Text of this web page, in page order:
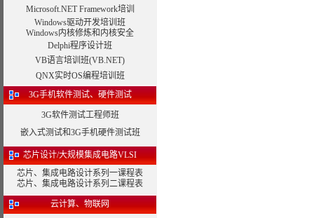
Microsoft.NET Framework培训
Windows驱动开发培训班
Windows内核修炼和内核安全
Delphi程序设计班
VB语言培训班(VB.NET)
QNX实时OS编程培训班
3G手机软件测试、硬件测试
3G软件测试工程师班
嵌入式测试和3G手机硬件测试班
芯片设计/大规模集成电路VLSI
芯片、集成电路设计系列一课程表
芯片、集成电路设计系列二课程表
云计算、物联网